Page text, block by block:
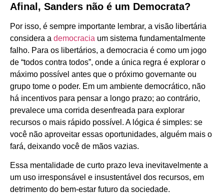
Afinal, Sanders não é um Democrata?
Por isso, é sempre importante lembrar, a visão libertária
considera a democracia um sistema fundamentalmente
falho. Para os libertários, a democracia é como um jogo
de “todos contra todos”, onde a única regra é explorar o
máximo possível antes que o próximo governante ou
grupo tome o poder. Em um ambiente democrático, não
há incentivos para pensar a longo prazo; ao contrário,
prevalece uma corrida desenfreada para explorar
recursos o mais rápido possível. A lógica é simples: se
você não aproveitar essas oportunidades, alguém mais o
fará, deixando você de mãos vazias.
Essa mentalidade de curto prazo leva inevitavelmente a
um uso irresponsável e insustentável dos recursos, em
detrimento do bem-estar futuro da sociedade.